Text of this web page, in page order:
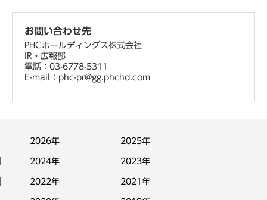
お問い合わせ先
PHCホールディングス株式会社
IR・広報部
電話：03-6778-5311
E-mail：phc-pr@gg.phchd.com
2026年 2025年
2024年 2023年
2022年 2021年